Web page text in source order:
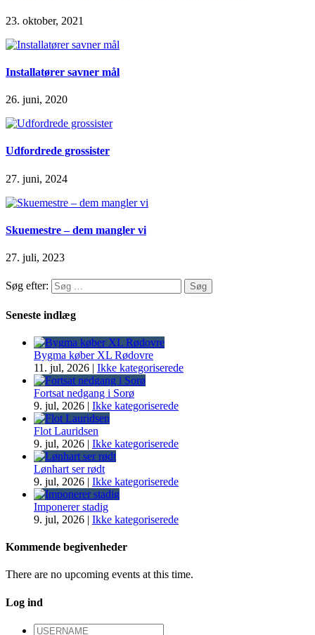
23. oktober, 2021
Installatører savner mål
26. juni, 2020
Udfordrede grossister
27. juni, 2024
Skuemestre – dem mangler vi
27. juli, 2023
Søg efter:
Seneste indlæg
Bygma køber XL Rødovre
11. jul, 2026 | Ikke kategoriserede
Fortsat nedgang i Sorø
9. jul, 2026 | Ikke kategoriserede
Flot Lauridsen
9. jul, 2026 | Ikke kategoriserede
Lønhart ser rødt
9. jul, 2026 | Ikke kategoriserede
Imponerer stadig
9. jul, 2026 | Ikke kategoriserede
Kommende begivenheder
There are no upcoming events at this time.
Log ind